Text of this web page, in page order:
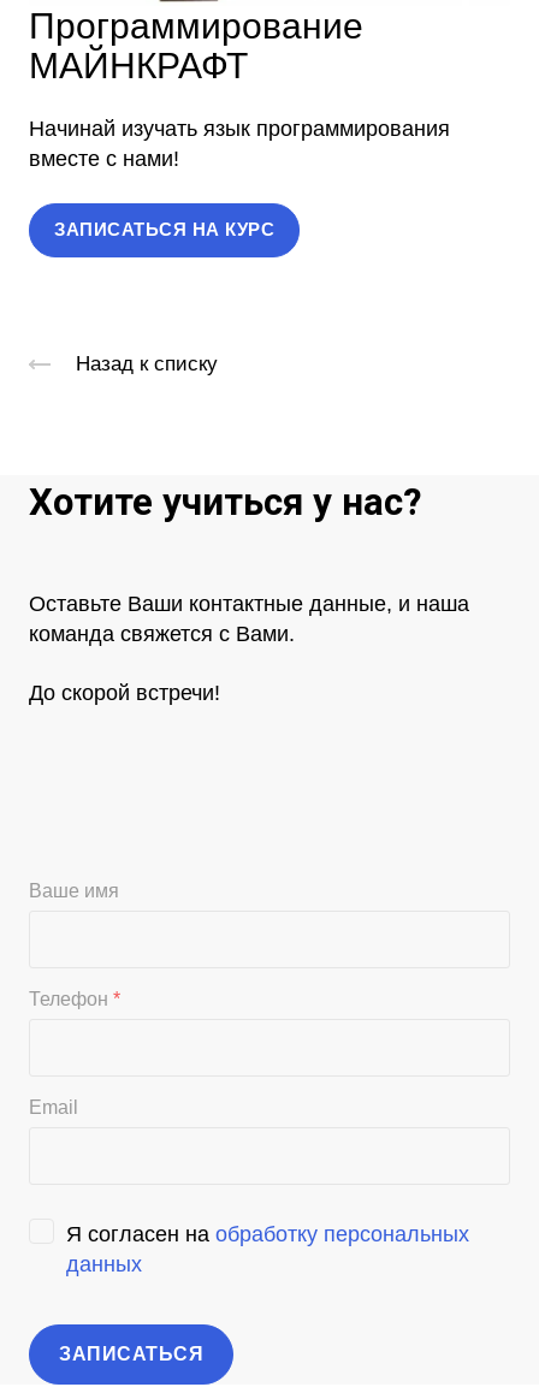
Программирование
МАЙНКРАФТ
Начинай изучать язык программирования
вместе с нами!
ЗАПИСАТЬСЯ НА КУРС
Назад к списку
Хотите учиться у нас?
Оставьте Ваши контактные данные, и наша
команда свяжется с Вами.
До скорой встречи!
Ваше имя
Телефон *
Email
Я согласен на обработку персональных
данных